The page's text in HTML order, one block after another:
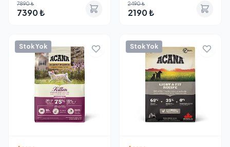
7890 ₺
7390 ₺
2490 ₺
2190 ₺
Stok Yok Stok Yok